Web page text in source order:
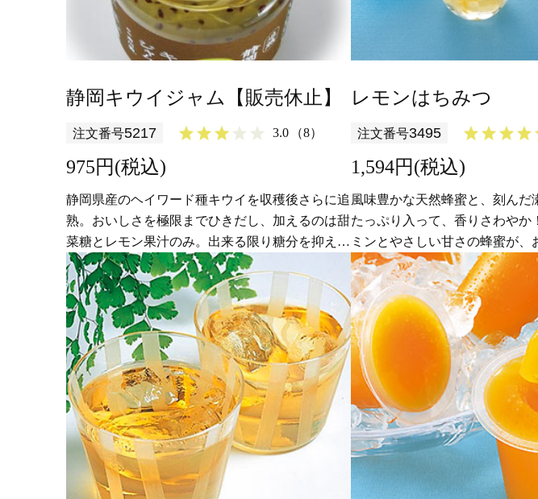
静岡キウイジャム【販売休止】
注文番号5217 3.0 （8）
975円(税込)
静岡県産のヘイワード種キウイを収穫後さらに追
熟。おいしさを極限までひきだし、加えるのは甜
菜糖とレモン果汁のみ。出来る限り糖分を抑えて
キウイの味をそのままいかした贅沢な手作りジャ
ムです。
レモンはちみつ
注文番号3495
1,594円(税込)
風味豊かな天然蜂蜜と、刻んだ
たっぷり入って、香りさわやか
ミンとやさしい甘さの蜂蜜が、
に浸みわたります。